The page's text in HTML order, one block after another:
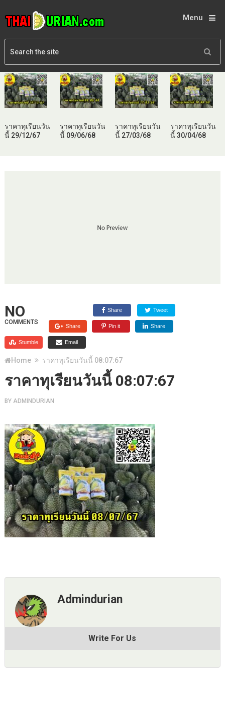
Menu
ราคาทุเรียนวัน
นี้ 29/12/67
ราคาทุเรียนวัน
นี้ 09/06/68
ราคาทุเรียนวัน
นี้ 27/03/68
ราคาทุเรียนวัน
นี้ 30/04/68
NO
COMMENTS
Share Tweet
Share Pin it Share
Stumble Email
Home ราคาทุเรียนวันนี้ 08:07:67
ราคาทุเรียนวันนี้ 08:07:67
BY ADMINDURIAN
Admindurian
Write For Us